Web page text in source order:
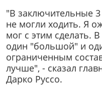
"В заключительные
не могли ходить. Я
мог с этим сделать.
один "большой" и
ограниченным
лучше", - сказал
Дарко Руссо.